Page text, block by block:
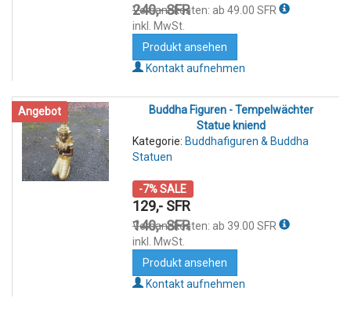
240,- SFR
Versandkosten: ab 49.00 SFR
inkl. MwSt.
Produkt ansehen
Kontakt aufnehmen
Angebot
Buddha Figuren - Tempelwächter
Statue kniend
Kategorie: Buddhafiguren & Buddha
Statuen
-7% SALE
129,- SFR
140,- SFR
Versandkosten: ab 39.00 SFR
inkl. MwSt.
Produkt ansehen
Kontakt aufnehmen